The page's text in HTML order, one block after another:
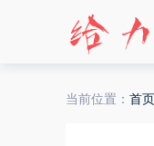
当前位置： 首页